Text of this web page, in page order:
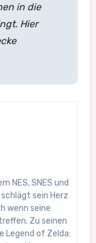
in die
Hier
NES, SNES und
sein Herz
wenn seine
Zu seinen
Legend of Zelda: